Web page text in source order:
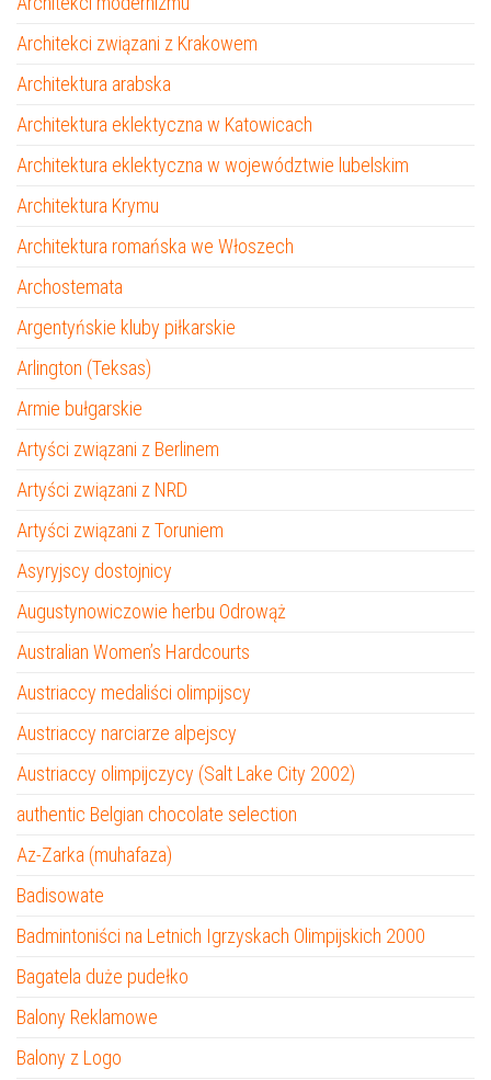
Architekci związani z Krakowem
Architektura arabska
Architektura eklektyczna w Katowicach
Architektura eklektyczna w województwie lubelskim
Architektura Krymu
Architektura romańska we Włoszech
Archostemata
Argentyńskie kluby piłkarskie
Arlington (Teksas)
Armie bułgarskie
Artyści związani z Berlinem
Artyści związani z NRD
Artyści związani z Toruniem
Asyryjscy dostojnicy
Augustynowiczowie herbu Odrowąż
Australian Women’s Hardcourts
Austriaccy medaliści olimpijscy
Austriaccy narciarze alpejscy
Austriaccy olimpijczycy (Salt Lake City 2002)
authentic Belgian chocolate selection
Az-Zarka (muhafaza)
Badisowate
Badmintoniści na Letnich Igrzyskach Olimpijskich 2000
Bagatela duże pudełko
Balony Reklamowe
Balony z Logo